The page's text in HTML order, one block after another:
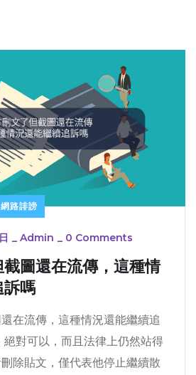
網路誹謗
_ Admin _ 0 Comments
圖還在流傳，這種情
訴嗎
在流傳，這種情況還能繼續追
對可以，而且法律上仍然站得
除貼文，僅代表他停止繼續散